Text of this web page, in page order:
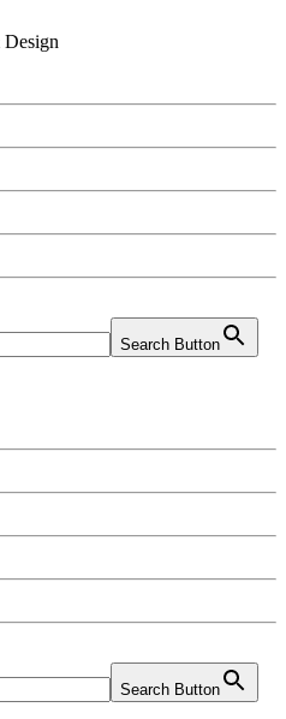
Search Button
Search Button